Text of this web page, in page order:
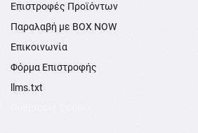
Επιστροφές Προϊόντων
Παραλαβή με BOX NOW
Επικοινωνία
Φόρμα Επιστροφής
llms.txt